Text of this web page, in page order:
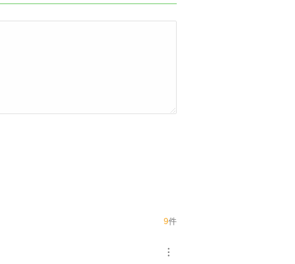
9件
︙